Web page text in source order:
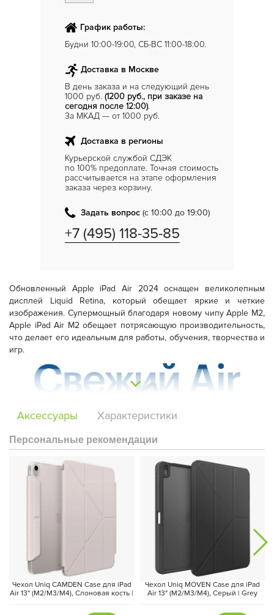
График работы:
Будни 10:00-19:00, СБ-ВС 11:00-18:00.
Доставка в Москве
В день заказа и на следующий день
1000 руб. (1200 руб., при заказе на
сегодня после 12:00).
За МКАД — от 1000 руб.
Доставка в регионы
Курьерской службой СДЭК
по 100% предоплате. Точная стоимость
рассчитывается на этапе оформления
заказа через корзину.
Задать вопрос (с 10:00 до 19:00)
+7 (495) 118-35-85
Обновленный Apple iPad Air 2024 оснащен великолепным
дисплей Liquid Retina, который обещает яркие и четкие
изображения. Супермощный благодаря новому чипу Apple M2,
Apple iPad Air M2 обещает потрясающую производительность,
что делает его идеальным для работы, обучения, творчества и
игр.
Батареи хватит на весь день без подзарядки, что позволит вам
не беспокоиться о постоянном подключении устройства к
розетке. Новая фронтальная камера Ultra Wide 12 МП в
ландшафтном режиме обещает улучшенное качество
видеозвонков, что сделает общение еще более приятным.
Аксессуары Характеристики
Персональные рекомендации
Чехол Uniq CAMDEN Case для iPad
Air 13" (M2/M3/M4), Слоновая кость |
Чехол Uniq MOVEN Case для iPad
Air 13" (M2/M3/M4), Серый | Grey